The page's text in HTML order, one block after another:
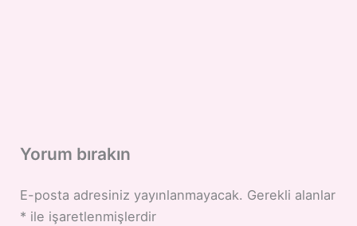
Yorum bırakın
E-posta adresiniz yayınlanmayacak. Gerekli alanlar
* ile işaretlenmişlerdir